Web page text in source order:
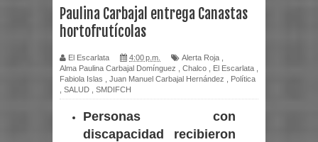
Paulina Carbajal entrega Canastas
hortofrutícolas
El Escarlata 4:00 p.m. Alerta Roja
Alma Paulina Carbajal Domínguez
Chalco El Escarlata
Fabiola Islas
Juan Manuel Carbajal Hernández
Política
SALUD SMDIFCH
Personas con
discapacidad recibieron